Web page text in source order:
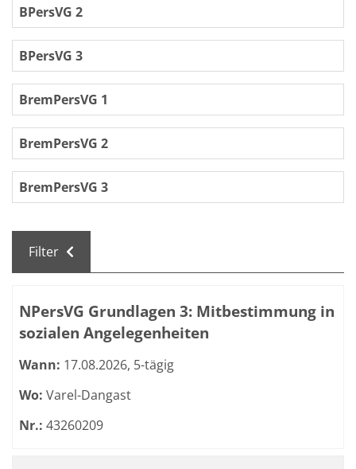
BPersVG 2
BPersVG 3
BremPersVG 1
BremPersVG 2
BremPersVG 3
Filter
NPersVG Grundlagen 3: Mitbestimmung in
sozialen Angelegenheiten
Wann: 17.08.2026, 5-tägig
Wo: Varel-Dangast
Nr.: 43260209